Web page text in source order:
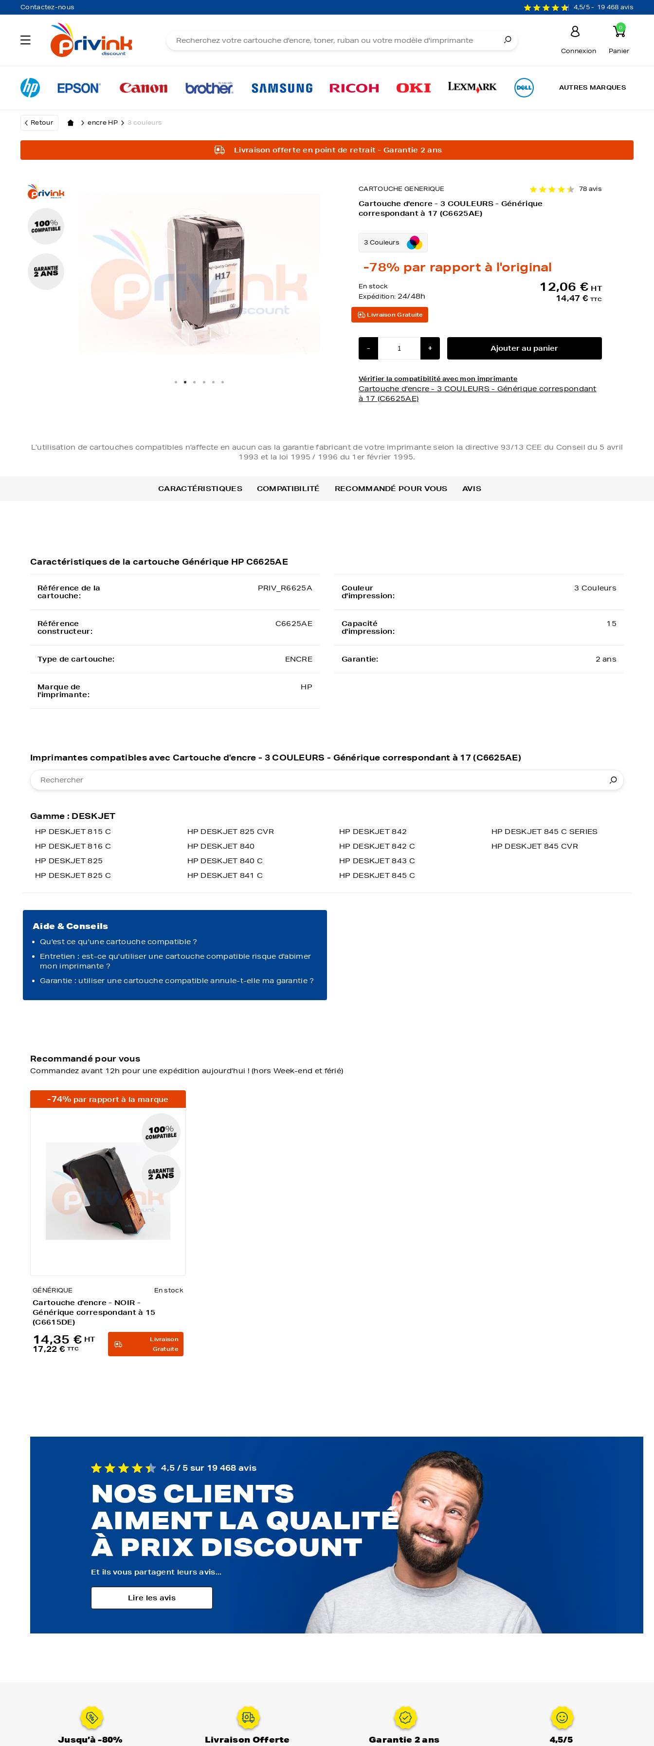
Contactez-nous 4,5/5 - 19 468 avis
Connexion
0
Panier
AUTRES MARQUES
Retour encre HP 3 couleurs
Livraison offerte en point de retrait - Garantie 2 ans
CARTOUCHE GENERIQUE 78 avis
Cartouche d'encre - 3 COULEURS - Générique
correspondant à 17 (C6625AE)
3 Couleurs
-78% par rapport à l'original
En stock
Expédition: 24/48h
12,06 € HT
14,47 € TTC
Livraison Gratuite
- + Ajouter au panier
Vérifier la compatibilité avec mon imprimante
Cartouche d'encre - 3 COULEURS - Générique correspondant
à 17 (C6625AE)
L’utilisation de cartouches compatibles n’affecte en aucun cas la garantie fabricant de votre imprimante selon la directive 93/13 CEE du Conseil du 5 avril
1993 et la loi 1995 / 1996 du 1er février 1995.
CARACTÉRISTIQUES COMPATIBILITÉ RECOMMANDÉ POUR VOUS AVIS
Caractéristiques de la cartouche Générique HP C6625AE
Référence de la
cartouche:
PRIV_R6625A
Référence
constructeur:
C6625AE
Type de cartouche: ENCRE
Marque de
l'imprimante:
HP
Couleur
d'impression:
3 Couleurs
Capacité
d'impression:
15
Garantie: 2 ans
Imprimantes compatibles avec Cartouche d'encre - 3 COULEURS - Générique correspondant à 17 (C6625AE)
Gamme : DESKJET
HP DESKJET 815 C
HP DESKJET 816 C
HP DESKJET 825
HP DESKJET 825 C
HP DESKJET 825 CVR
HP DESKJET 840
HP DESKJET 840 C
HP DESKJET 841 C
HP DESKJET 842
HP DESKJET 842 C
HP DESKJET 843 C
HP DESKJET 845 C
HP DESKJET 845 C SERIES
HP DESKJET 845 CVR
Aide & Conseils
Qu'est ce qu'une cartouche compatible ?
Entretien : est-ce qu'utiliser une cartouche compatible risque d'abimer
mon imprimante ?
Garantie : utiliser une cartouche compatible annule-t-elle ma garantie ?
Recommandé pour vous
Commandez avant 12h pour une expédition aujourd’hui ! (hors Week-end et férié)
-74% par rapport à la marque
GÉNÉRIQUE En stock
Cartouche d'encre - NOIR -
Générique correspondant à 15
(C6615DE)
14,35 € HT
17,22 € TTC
Livraison
Gratuite
4,5 / 5 sur 19 468 avis
NOS CLIENTS
AIMENT LA QUALITÉ
À PRIX DISCOUNT
Et ils vous partagent leurs avis...
Lire les avis
Jusqu’à -80% Livraison Offerte Garantie 2 ans 4,5/5